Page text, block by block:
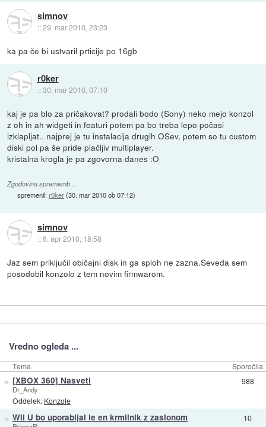
simnov
::29. mar 2010, 23:23
ka pa če bi ustvaril prticije po 16gb
r0ker
::30. mar 2010, 07:10
kaj je pa blo za pričakovat? prodali bodo (Sony) neko mejo konzol
z oh in ah widgeti in featuri potem pa bo treba lepo počasi
izklapljat.. najprej je tu instalacija drugih OSev, potem so tu custom
diski pol pa še pride plačljiv multiplayer.
kristalna krogla je pa zgovorna danes :O
Zgodovina sprememb…
spremenil:r0ker(30. mar 2010 ob 07:12)
simnov
::6. apr 2010, 18:58
Jaz sem priključil običajni disk in ga sploh ne zazna.Seveda sem
posodobil konzolo z tem novim firmwarom.
Vredno ogleda ...
Tema Sporočila
» [XBOX 360] Nasveti
Dr_Andy
Oddelek: Konzole
988
» Wii U bo uporabljal le en krmilnik z zaslonom 10